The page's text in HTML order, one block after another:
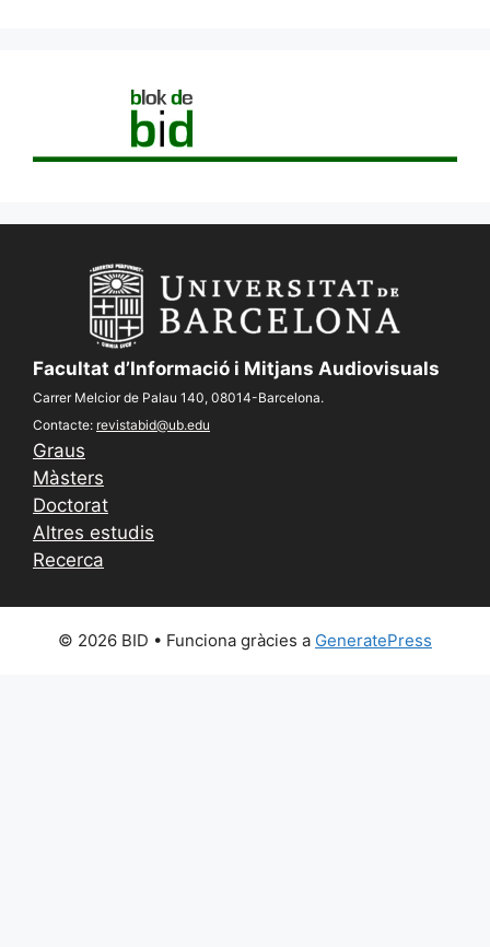
Facultat d’Informació i Mitjans Audiovisuals
Carrer Melcior de Palau 140, 08014-Barcelona.
Contacte: revistabid@ub.edu
Graus
Màsters
Doctorat
Altres estudis
Recerca
© 2026 BID • Funciona gràcies a GeneratePress